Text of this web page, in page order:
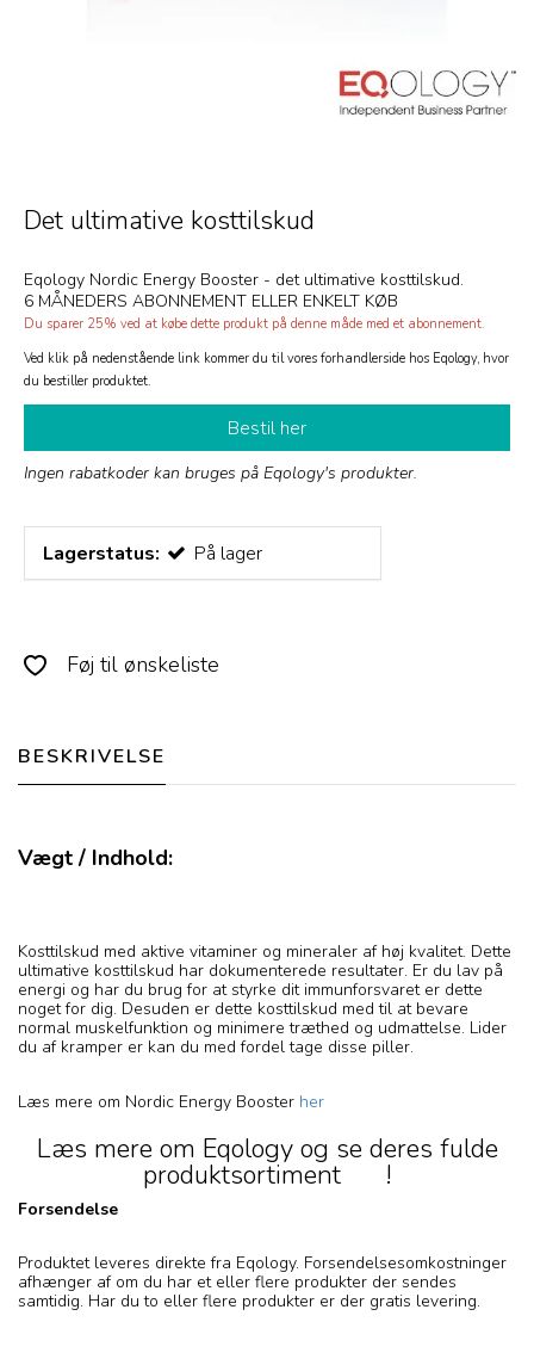
Det ultimative kosttilskud
Eqology Nordic Energy Booster - det ultimative kosttilskud.
6 MÅNEDERS ABONNEMENT ELLER ENKELT KØB
Du sparer 25% ved at købe dette produkt på denne måde med et abonnement.
Ved klik på nedenstående link kommer du til vores forhandlerside hos Eqology, hvor
du bestiller produktet.
Bestil her
Ingen rabatkoder kan bruges på Eqology's produkter.
Lagerstatus: På lager
Føj til ønskeliste
BESKRIVELSE
Vægt / Indhold:
Kosttilskud med aktive vitaminer og mineraler af høj kvalitet. Dette
ultimative kosttilskud har dokumenterede resultater. Er du lav på
energi og har du brug for at styrke dit immunforsvaret er dette
noget for dig. Desuden er dette kosttilskud med til at bevare
normal muskelfunktion og minimere træthed og udmattelse. Lider
du af kramper er kan du med fordel tage disse piller.
Læs mere om Nordic Energy Booster her
Læs mere om Eqology og se deres fulde
produktsortiment !
Forsendelse
Produktet leveres direkte fra Eqology. Forsendelsesomkostninger
afhænger af om du har et eller flere produkter der sendes
samtidig. Har du to eller flere produkter er der gratis levering.